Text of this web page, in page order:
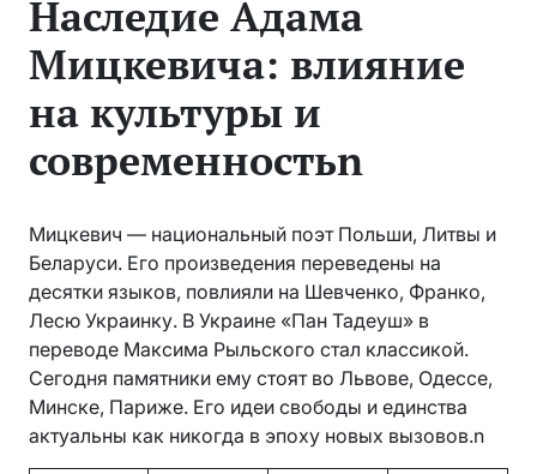
Наследие Адама
Мицкевича: влияние
на культуры и
современностьn
Мицкевич — национальный поэт Польши, Литвы и
Беларуси. Его произведения переведены на
десятки языков, повлияли на Шевченко, Франко,
Лесю Украинку. В Украине «Пан Тадеуш» в
переводе Максима Рыльского стал классикой.
Сегодня памятники ему стоят во Львове, Одессе,
Минске, Париже. Его идеи свободы и единства
актуальны как никогда в эпоху новых вызовов.n